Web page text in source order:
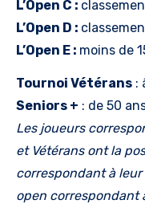
L’Open C :
L’Open D :
L’Open E : moins de
Tournoi Vétérans :
Seniors + : de 50
Les joueurs
et Vétérans ont la
correspondant à
open correspondant